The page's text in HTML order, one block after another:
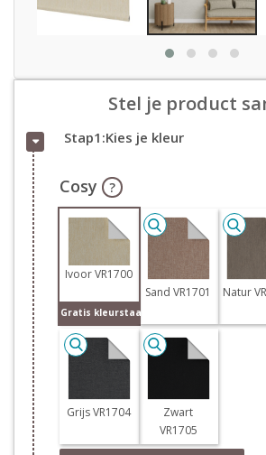
Stel je product
Stap1:Kies je kleur
Cosy ?
Ivoor VR1700
Gratis kleurstaal
Sand VR1701 Natur
Grijs VR1704
Zwart
VR1705